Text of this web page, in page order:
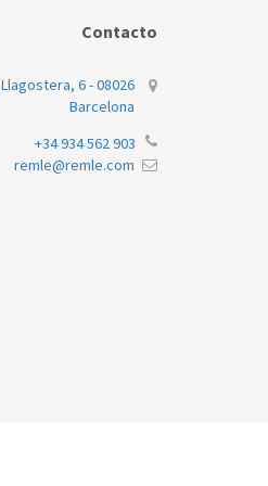
Contacto
Llagostera, 6 - 08026
Barcelona
+34 934 562 903
remle@remle.com